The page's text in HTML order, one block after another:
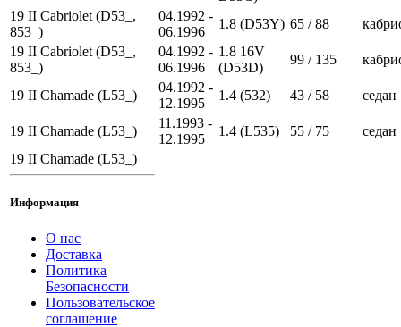
19 II Cabriolet (D53_,
853_)
04.1992 -
06.1996
1.8 (D53Y) 65 / 88
19 II Cabriolet (D53_,
853_)
04.1992 -
06.1996
1.8 16V
(D53D)
99 / 135
19 II Chamade (L53_)
04.1992 -
12.1995
1.4 (532) 43 / 58 седан
19 II Chamade (L53_)
11.1993 -
12.1995
1.4 (L535) 55 / 75
седан
19 II Chamade (L53_)
Информация
О нас
Доставка
Политика
Безопасности
Пользовательское
соглашение